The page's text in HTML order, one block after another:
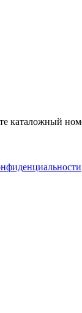
каталожный